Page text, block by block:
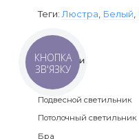
Теги: Люстра Белый
Категории
Люстра
Подвесной светильник
Потолочный светильник
Бра
КНОПКА
ЗВ'ЯЗКУ